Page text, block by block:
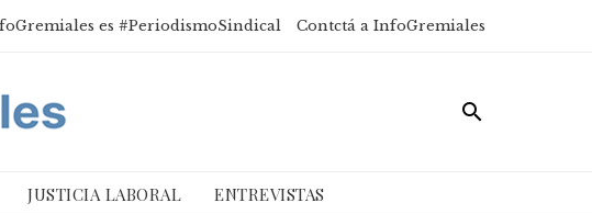
es #PeriodismoSindical Contctá a InfoGremiales
JUSTICIA LABORAL ENTREVISTAS